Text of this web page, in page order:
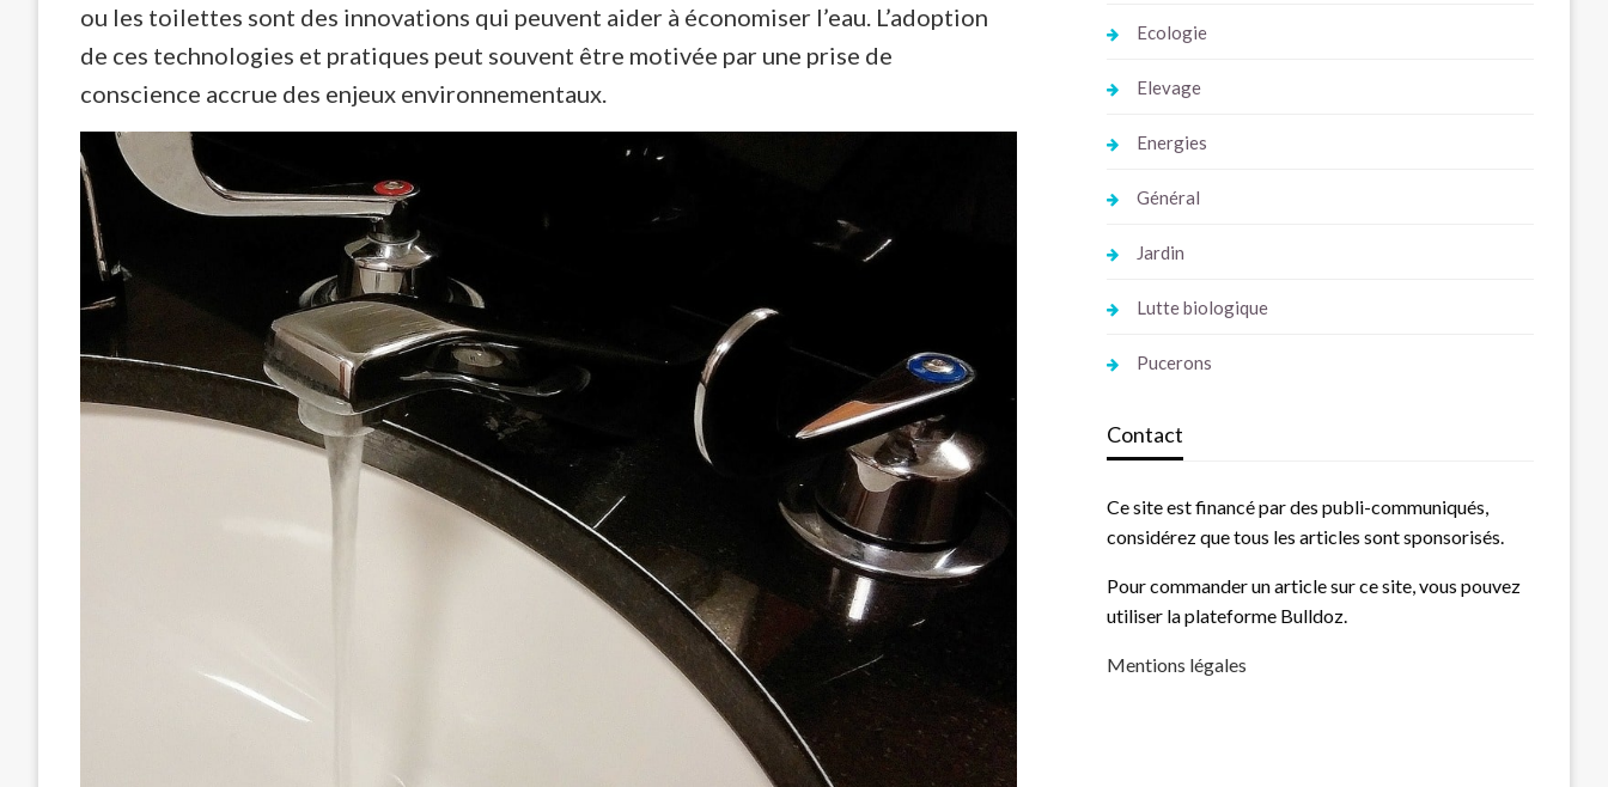
ou les toilettes sont des innovations qui peuvent aider à économiser l’eau. L’adoption
de ces technologies et pratiques peut souvent être motivée par une prise de
conscience accrue des enjeux environnementaux.
Ecologie
Elevage
Energies
Général
Jardin
Lutte biologique
Pucerons
Contact
Ce site est financé par des publi-communiqués,
considérez que tous les articles sont sponsorisés.
Pour commander un article sur ce site, vous pouvez
utiliser la plateforme Bulldoz.
Mentions légales